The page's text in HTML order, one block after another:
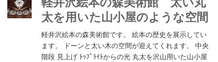
太を用いた山小屋のような空間
軽井沢絵本の森美術館です。 絵本の歴史を展示してい
ます。 ドーンと太い木の空間が迎えてくれます。 中央
階段 見上げ ﾄｯﾌﾟﾗｲﾄからの光 丸太を沢山用いた山小屋